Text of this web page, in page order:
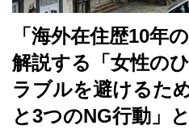
「海外在住歴10年
解説する「女性の
ラブルを避けるた
と3つのNG行動」